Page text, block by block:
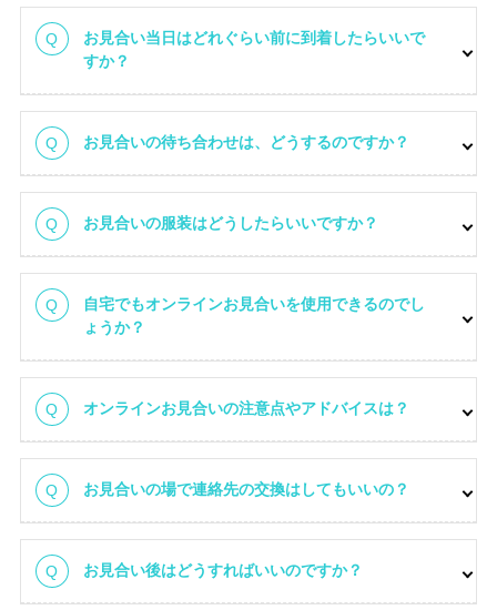
お見合いの心得
お見合い当日はどれぐらい前に到着したらいいで
すか？
お見合いの待ち合わせは、どうするのですか？
お見合いの服装はどうしたらいいですか？
自宅でもオンラインお見合いを使用できるのでし
ょうか？
オンラインお見合いの注意点やアドバイスは？
お見合いの場で連絡先の交換はしてもいいの？
お見合い後はどうすればいいのですか？